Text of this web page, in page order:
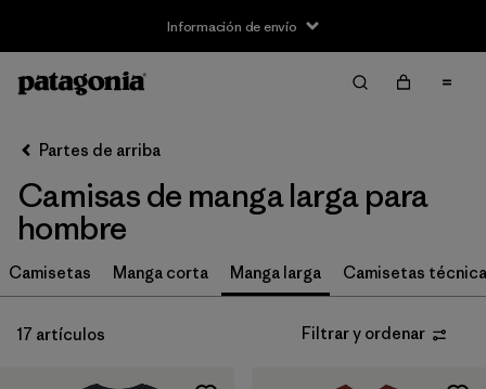
Información de envío
Filtrar y ordenar
Filtrar por
Size
(11)
Partes de arriba
Camisas de manga larga para
hombre
Camisetas Manga corta Manga larga Camisetas
17 artículos Filtrar y ordenar